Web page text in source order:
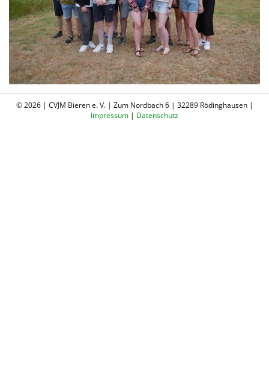
© 2026 | CVJM Bieren e. V. | Zum Nordbach 6 | 32289 Rödinghausen |
Impressum | Datenschutz